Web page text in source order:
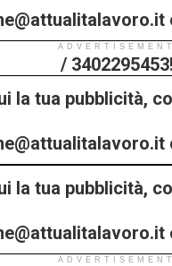
/ 3402295453!
ADVERTISEMENT
la tua pubblicità,
/ 3402295453!
la tua pubblicità,
ADVERTISEMENT